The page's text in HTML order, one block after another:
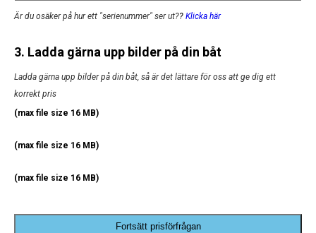
Är du osäker på hur ett "serienummer" ser ut?? Klicka här
3. Ladda gärna upp bilder på din båt
Ladda gärna upp bilder på din båt, så är det lättare för oss att ge dig ett
korrekt pris
(max file size 16 MB)
(max file size 16 MB)
(max file size 16 MB)
Fortsätt prisförfrågan